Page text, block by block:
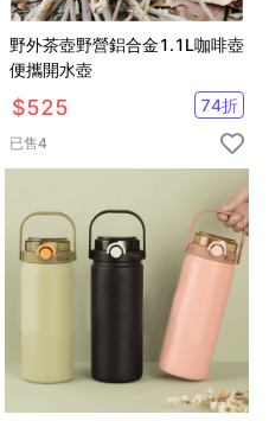
野外茶壺野營鋁合金1.1L咖啡壺
便攜開水壺
$525 74折
已售4